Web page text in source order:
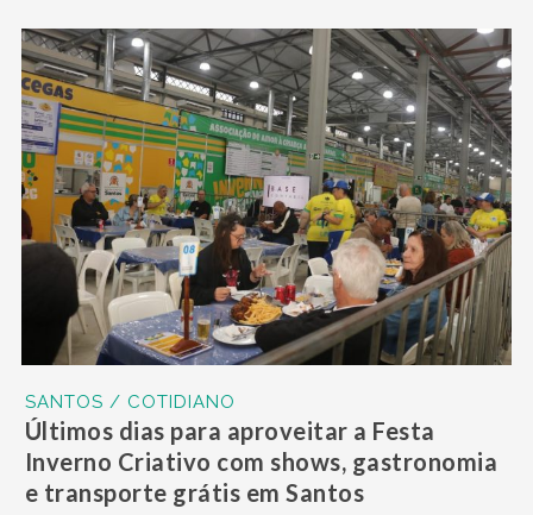
SANTOS / COTIDIANO
Últimos dias para aproveitar a Festa
Inverno Criativo com shows, gastronomia
e transporte grátis em Santos